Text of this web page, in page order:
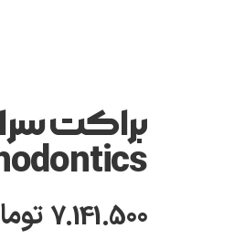
7.141.500